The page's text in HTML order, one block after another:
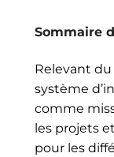
Sommaire
Relevant
système
comme
les projets
pour les